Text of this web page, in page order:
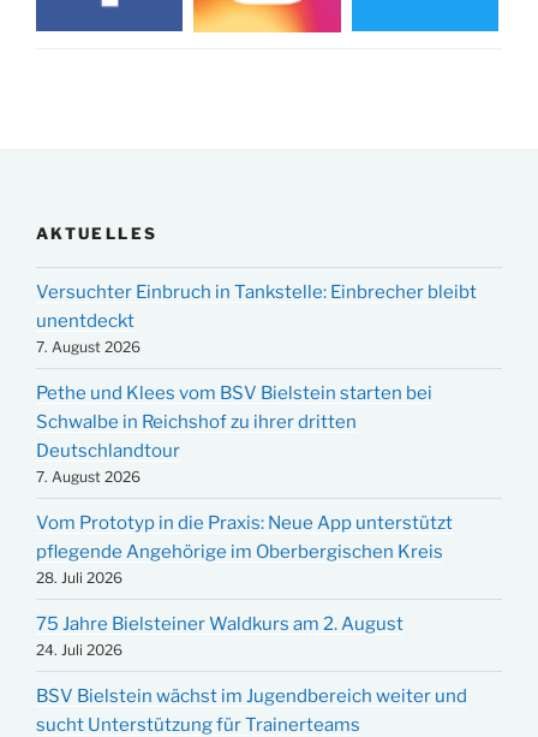
AKTUELLES
Versuchter Einbruch in Tankstelle: Einbrecher bleibt
unentdeckt
7. August 2026
Pethe und Klees vom BSV Bielstein starten bei
Schwalbe in Reichshof zu ihrer dritten
Deutschlandtour
7. August 2026
Vom Prototyp in die Praxis: Neue App unterstützt
pflegende Angehörige im Oberbergischen Kreis
28. Juli 2026
75 Jahre Bielsteiner Waldkurs am 2. August
24. Juli 2026
BSV Bielstein wächst im Jugendbereich weiter und
sucht Unterstützung für Trainerteams